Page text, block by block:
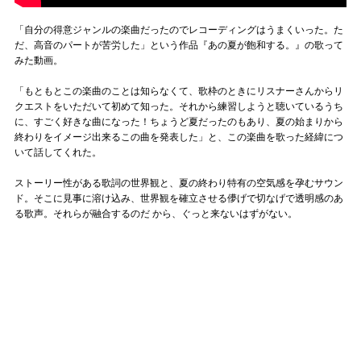
「自分の得意ジャンルの楽曲だったのでレコーディングはうまくいった。た
だ、高音のパートが苦労した」という作品『あの夏が飽和する。』の歌って
みた動画。
「もともとこの楽曲のことは知らなくて、歌枠のときにリスナーさんからリ
クエストをいただいて初めて知った。それから練習しようと聴いているうち
に、すごく好きな曲になった！ちょうど夏だったのもあり、夏の始まりから
終わりをイメージ出来るこの曲を発表した」と、この楽曲を歌った経緯につ
いて話してくれた。
ストーリー性がある歌詞の世界観と、夏の終わり特有の空気感を孕むサウン
ド。そこに見事に溶け込み、世界観を確立させる儚げで切なげで透明感のあ
る歌声。それらが融合するのだ から、ぐっと来ないはずがない。